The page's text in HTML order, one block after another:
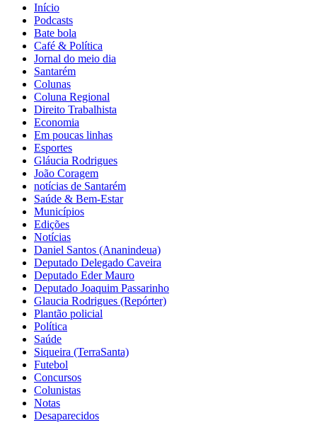
Início
Podcasts
Bate bola
Café & Política
Jornal do meio dia
Santarém
Colunas
Coluna Regional
Direito Trabalhista
Economia
Em poucas linhas
Esportes
Gláucia Rodrigues
João Coragem
notícias de Santarém
Saúde & Bem-Estar
Municípios
Edições
Notícias
Daniel Santos (Ananindeua)
Deputado Delegado Caveira
Deputado Eder Mauro
Deputado Joaquim Passarinho
Glaucia Rodrigues (Repórter)
Plantão policial
Política
Saúde
Siqueira (TerraSanta)
Futebol
Concursos
Colunistas
Notas
Desaparecidos